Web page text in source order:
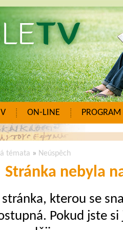
ON-LINE PROGRAM
témata » Neúspěch
Stránka nebyla
kterou se
Pokud jste